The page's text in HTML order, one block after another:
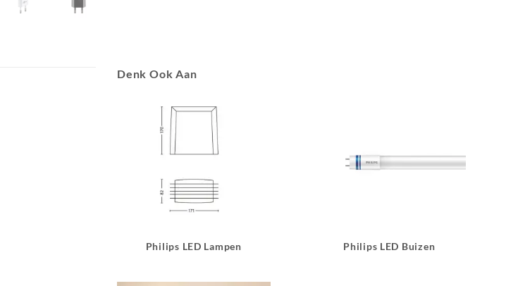
Denk Ook Aan
Philips LED Lampen Philips LED Buizen